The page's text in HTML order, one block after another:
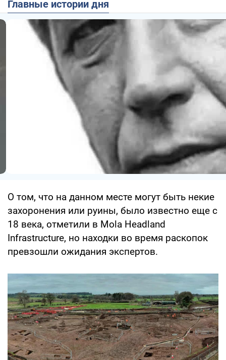
Главные истории дня
О том, что на данном месте могут быть некие
захоронения или руины, было известно еще с
18 века, отметили в Mola Headland
Infrastructure, но находки во время раскопок
превзошли ожидания экспертов.